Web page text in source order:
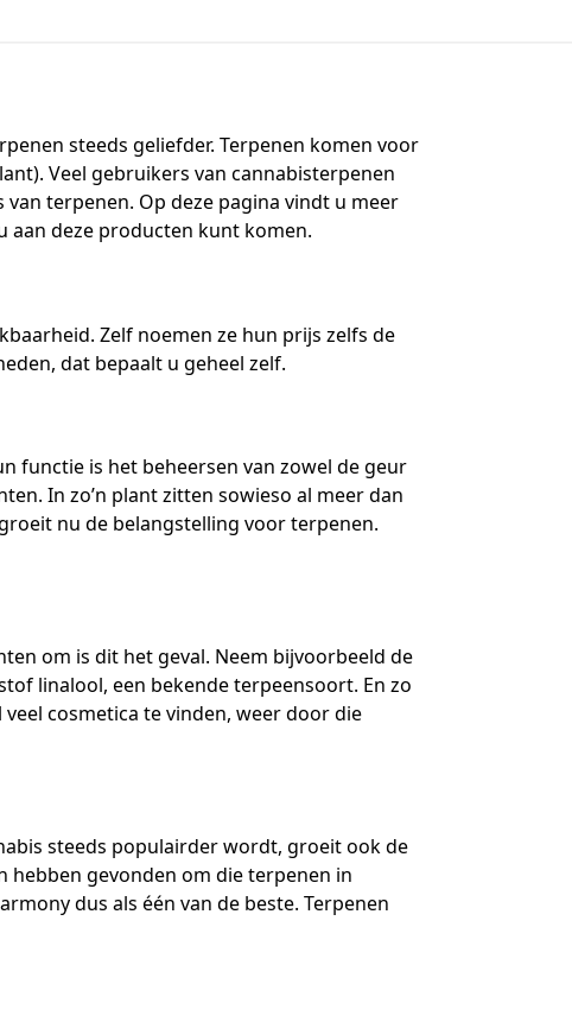
steeds geliefder. Terpenen komen voor
Veel gebruikers van cannabisterpenen
terpenen. Op deze pagina vindt u meer
aan deze producten kunt komen.
Zelf noemen ze hun prijs zelfs de
dat bepaalt u geheel zelf.
functie is het beheersen van zowel de geur
In zo’n plant zitten sowieso al meer dan
nu de belangstelling voor terpenen.
om is dit het geval. Neem bijvoorbeeld de
linalool, een bekende terpeensoort. En zo
cosmetica te vinden, weer door die
steeds populairder wordt, groeit ook de
hebben gevonden om die terpenen in
dus als één van de beste. Terpenen